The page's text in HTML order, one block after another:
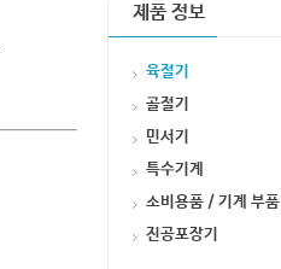
제품 정보
육절기
골절기
민서기
특수기계
소비용품 / 기계 부품
진공포장기